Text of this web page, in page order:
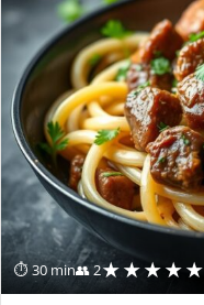
⏱ 30 min👥 2★★★★★